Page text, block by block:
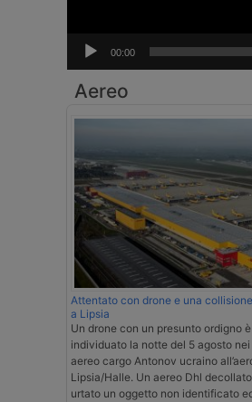
00:00
Aereo
Attentato con drone e una
a Lipsia
Un drone con un presunto ordigno
individuato la notte del 5 agosto nei
aereo cargo Antonov ucraino
Lipsia/Halle. Un aereo Dhl
urtato un oggetto non identificato